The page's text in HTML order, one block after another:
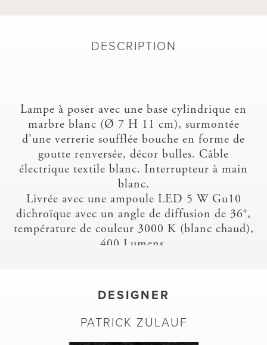
DESCRIPTION
Lampe à poser avec une base cylindrique en
marbre blanc (Ø 7 H 11 cm), surmontée
d’une verrerie soufflée bouche en forme de
goutte renversée, décor bulles. Câble
électrique textile blanc. Interrupteur à main
blanc.
Livrée avec une ampoule LED 5 W Gu10
dichroïque avec un angle de diffusion de 36°,
température de couleur 3000 K (blanc chaud),
400 Lumens.
DESIGNER
PATRICK ZULAUF